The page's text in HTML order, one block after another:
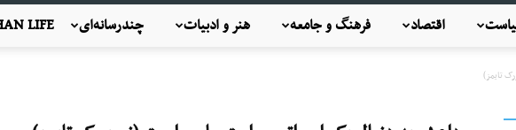
LIFE چندرسانه‌ای هنر و ادبیات فرهنگ و جامعه اقتصاد
تایمز)